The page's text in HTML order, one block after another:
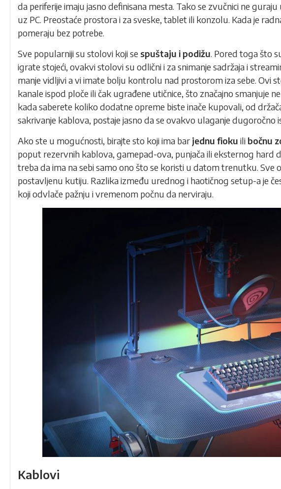
da periferije imaju jasno definisana mesta. Tako se zvučnici ne
uz PC. Preostaće prostora i za sveske, tablet ili konzolu. Kada je
pomeraju bez potrebe.
Sve popularniji su stolovi koji se spuštaju i podižu. Pored toga što
igrate stojeći, ovakvi stolovi su odlični i za snimanje sadržaja i
manje vidljivi a vi imate bolju kontrolu nad prostorom iza sebe. Ovi
kanale ispod ploče ili čak ugrađene utičnice, što značajno smanjuje
kada saberete koliko dodatne opreme biste inače kupovali, od
sakrivanje kablova, postaje jasno da se ovakvo ulaganje dugoročno
Ako ste u mogućnosti, birajte sto koji ima bar jednu fioku ili bočnu
poput rezervnih kablova, gamepad-ova, punjača ili eksternog hard
treba da ima na sebi samo ono što se koristi u datom trenutku.
postavljenu kutiju. Razlika između urednog i haotičnog setup-a je
koji odvlače pažnju i vremenom počnu da nerviraju.
Kablovi